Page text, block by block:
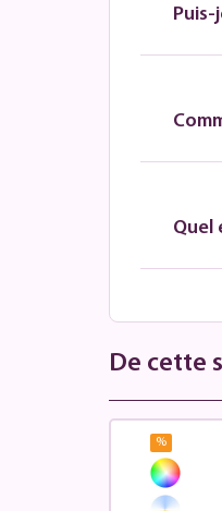
Puis-
Quel
De cette
%